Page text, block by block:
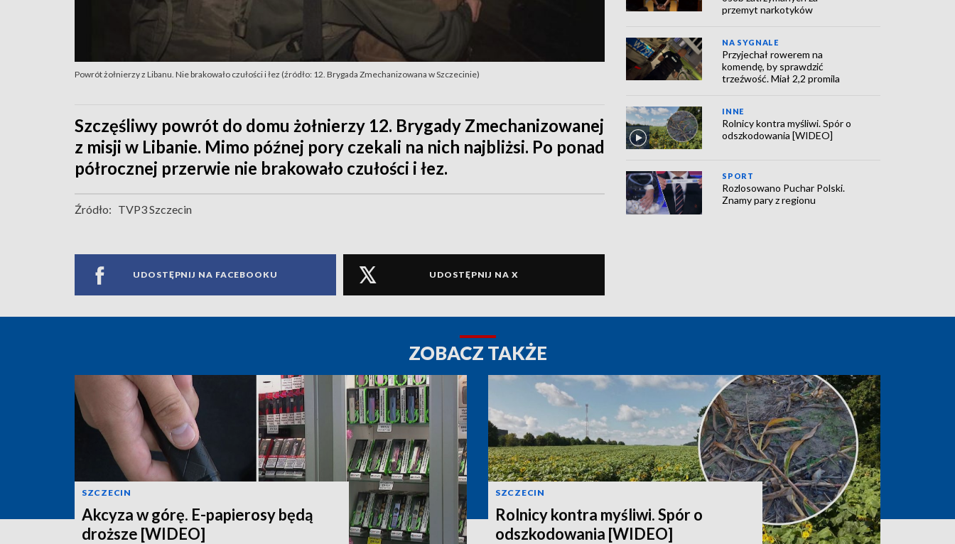
Powrót żołnierzy z Libanu. Nie brakowało czułości i łez (źródło: 12. Brygada Zmechanizowana w Szczecinie)
Szczęśliwy powrót do domu żołnierzy 12. Brygady Zmechanizowanej
z misji w Libanie. Mimo późnej pory czekali na nich najbliżsi. Po ponad
półrocznej przerwie nie brakowało czułości i łez.
Źródło: TVP3 Szczecin
UDOSTĘPNIJ NA FACEBOOKU UDOSTĘPNIJ NA X
przemyt narkotyków
NA SYGNALE
Przyjechał rowerem na
komendę, by sprawdzić
trzeźwość. Miał 2,2 promila
INNE
Rolnicy kontra myśliwi. Spór o
odszkodowania [WIDEO]
SPORT
Rozlosowano Puchar Polski.
Znamy pary z regionu
ZOBACZ TAKŻE
SZCZECIN
Akcyza w górę. E-papierosy będą
droższe [WIDEO]
SZCZECIN
Rolnicy kontra myśliwi. Spór o
odszkodowania [WIDEO]